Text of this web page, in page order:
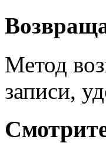
Метод
записи,